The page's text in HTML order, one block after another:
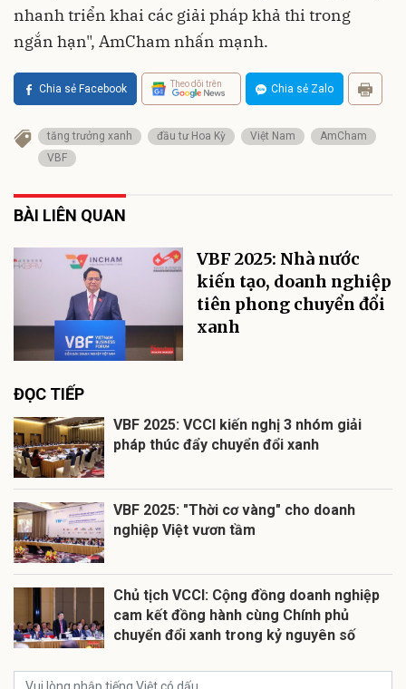
nhanh triển khai các giải pháp khả thi trong
ngắn hạn", AmCham nhấn mạnh.
Chia sẻ Facebook Theo dõi trên Chia sẻ Zalo
tăng trưởng xanh đầu tư Hoa Kỳ Việt Nam
AmCham
VBF
BÀI LIÊN QUAN
VBF 2025: Nhà nước
kiến tạo, doanh nghiệp
tiên phong chuyển đổi
xanh
ĐỌC TIẾP
VBF 2025: VCCI kiến nghị 3 nhóm giải
pháp thúc đẩy chuyển đổi xanh
VBF 2025: "Thời cơ vàng" cho doanh
nghiệp Việt vươn tầm
Chủ tịch VCCI: Cộng đồng doanh nghiệp
cam kết đồng hành cùng Chính phủ
chuyển đổi xanh trong kỷ nguyên số